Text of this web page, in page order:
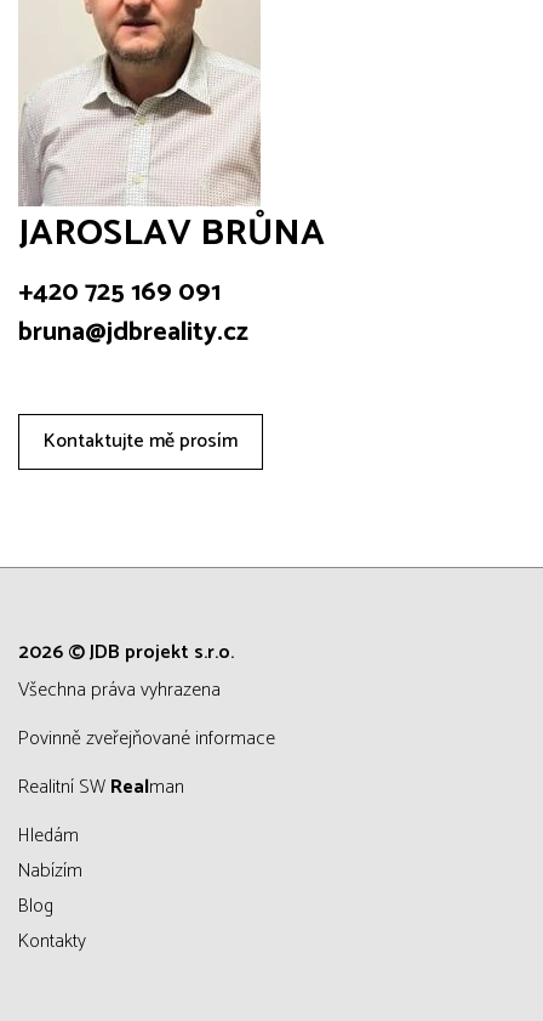
JAROSLAV BRŮNA
+420 725 169 091
bruna@jdbreality.cz
Kontaktujte mě prosím
2026 © JDB projekt s.r.o.
všechna práva vyhrazena
Povinně zveřejňované informace
Realitní SWRealman
Hledám
Nabízím
Blog
Kontakty